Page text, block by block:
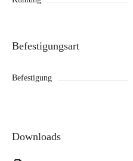
Befestigungsart
Befestigung
Downloads